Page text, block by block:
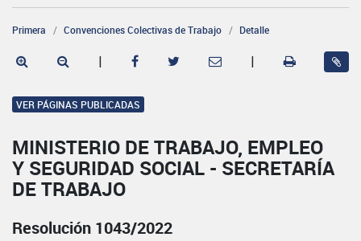
Primera Convenciones Colectivas de Trabajo Detalle
| |
VER PÁGINAS PUBLICADAS
MINISTERIO DE TRABAJO, EMPLEO
Y SEGURIDAD SOCIAL - SECRETARÍA
DE TRABAJO
Resolución 1043/2022